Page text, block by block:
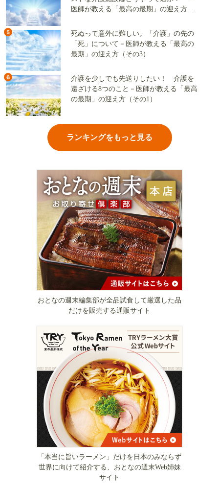
医師が教える「最高の最期」の迎え方
5
死ぬって意外に難しい。「介護」の先の
「死」について－医師が教える「最高の
最期」の迎え方（その3）
6
介護を少しでも先送りしたい！ 介護を
遠ざける8つのこと－医師が教える「最高
の最期」の迎え方（その1）
ランキングをもっと見る
おとなの週末編集部が全品試食して厳選した品
だけを販売する通販サイト
「本当に旨いラーメン」だけを日本のみならず
世界に向けて紹介する、おとなの週末Web姉妹
サイト